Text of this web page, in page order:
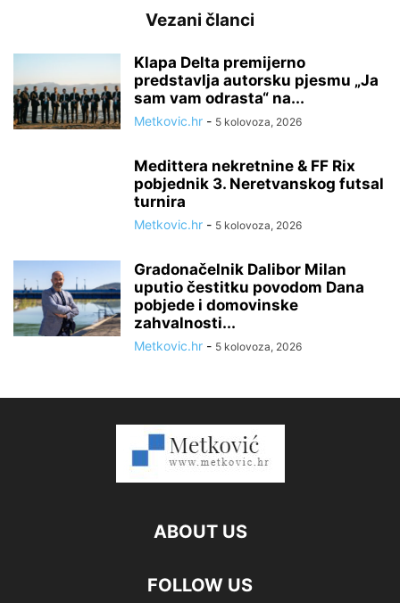
Vezani članci
Klapa Delta premijerno
predstavlja autorsku pjesmu „Ja
sam vam odrasta“ na...
Metkovic.hr - 5 kolovoza, 2026
Medittera nekretnine & FF Rix
pobjednik 3. Neretvanskog futsal
turnira
Metkovic.hr - 5 kolovoza, 2026
Gradonačelnik Dalibor Milan
uputio čestitku povodom Dana
pobjede i domovinske
zahvalnosti...
Metkovic.hr - 5 kolovoza, 2026
ABOUT US
FOLLOW US